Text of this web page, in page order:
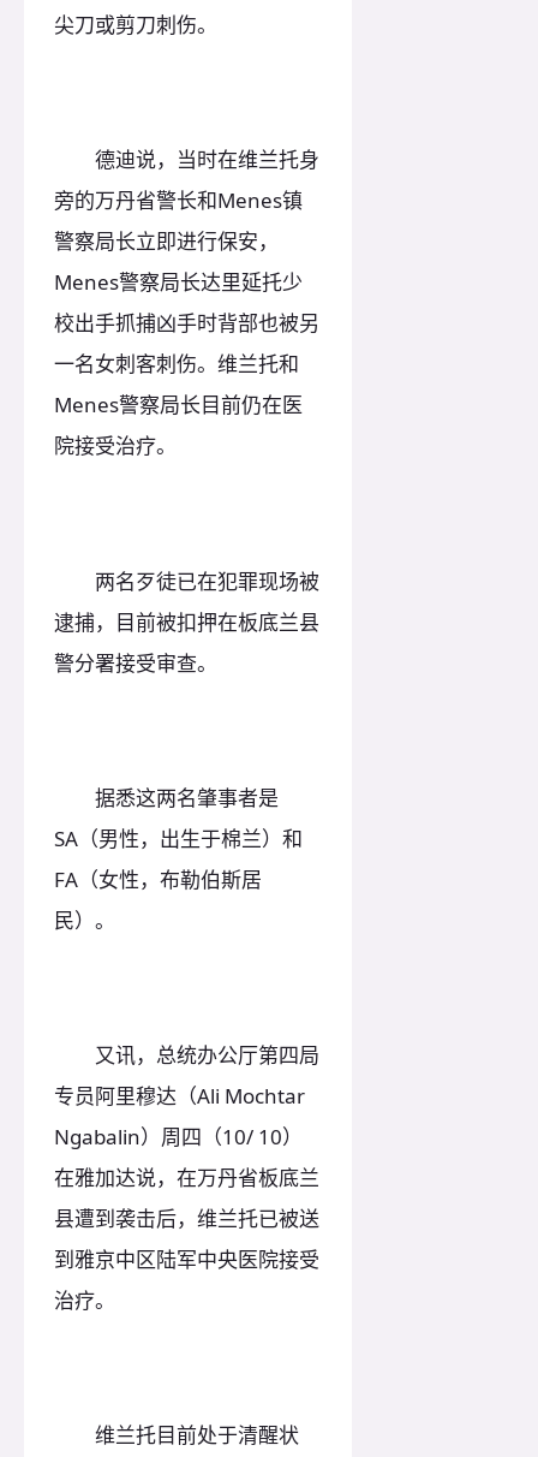
尖刀或剪刀刺伤。
德迪说，当时在维兰托身
旁的万丹省警长和Menes镇
警察局长立即进行保安，
Menes警察局长达里延托少
校出手抓捕凶手时背部也被另
一名女刺客刺伤。维兰托和
Menes警察局长目前仍在医
院接受治疗。
两名歹徒已在犯罪现场被
逮捕，目前被扣押在板底兰县
警分署接受审查。
据悉这两名肇事者是
SA（男性，出生于棉兰）和
FA（女性，布勒伯斯居
民）。
又讯，总统办公厅第四局
专员阿里穆达（Ali Mochtar
Ngabalin）周四（10/ 10）
在雅加达说，在万丹省板底兰
县遭到袭击后，维兰托已被送
到雅京中区陆军中央医院接受
治疗。
维兰托目前处于清醒状